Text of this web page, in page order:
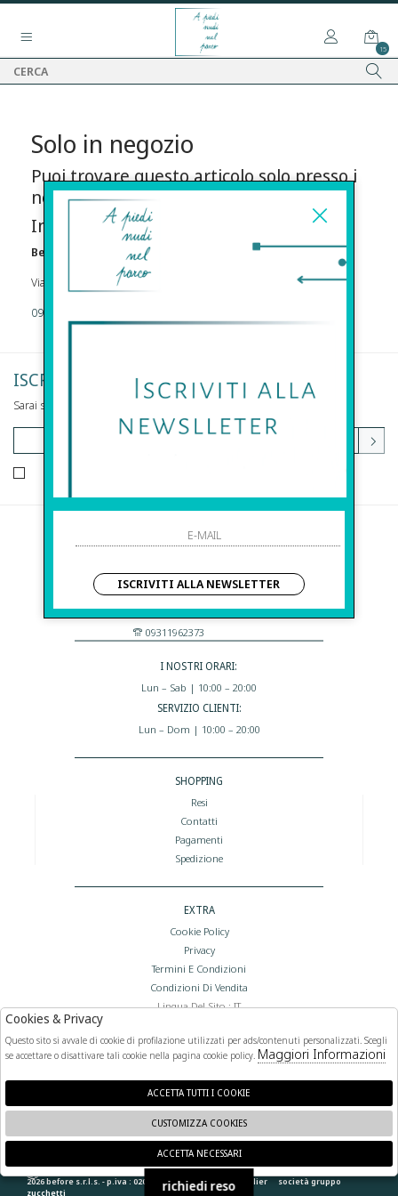
15
Solo in negozio
Puoi trovare questo articolo solo presso i
nostri punti vendita:
Info contatti
Before s.r.l.s.
Via Della Maestranza , 23 96100 Siracusa
09311962373
ISCRIVITI ALLA NEWSLETTER
Sarai sempre aggiornato su offerte e promozioni.
Before S.r.l.s.
Via Della Maestranza , 23
96100 Siracusa - Italia
Eshop@apiedinudinelparcoboutique.com
09311962373
I NOSTRI ORARI:
Lun – Sab | 10:00 – 20:00
SERVIZIO CLIENTI:
Lun – Dom | 10:00 – 20:00
SHOPPING
Resi
Contatti
Pagamenti
Spedizione
EXTRA
Cookie Policy
Privacy
Termini E Condizioni
Condizioni Di Vendita
Lingua Del Sito : IT
FOLLOW US
2026 before s.r.l.s. - p.iva : 02066400892 powered by atelier società gruppo
zucchetti
🍪
ISCRIVITI ALLA NEWSLETTER
richiedi reso
Cookies & Privacy
Questo sito si avvale di cookie di profilazione utilizzati per ads/contenuti personalizzati. Scegli
se accettare o disattivare tali cookie nella pagina cookie policy. Maggiori Informazioni
ACCETTA TUTTI I COOKIE
CUSTOMIZZA COOKIES
ACCETTA NECESSARI